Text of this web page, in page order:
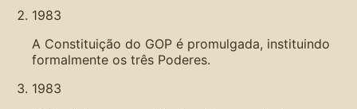
1983
A Constituição do GOP é promulgada, instituindo
formalmente os três Poderes.
1983